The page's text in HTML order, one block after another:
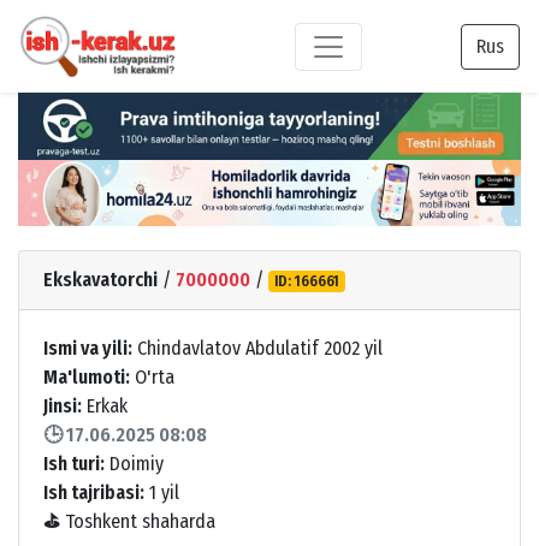
Rus
Ekskavatorchi / 7000000 / ID: 166661
Ismi va yili: Chindavlatov Abdulatif 2002 yil
Ma'lumoti: O'rta
Jinsi: Erkak
🕒 17.06.2025 08:08
Ish turi: Doimiy
Ish tajribasi: 1 yil
⛳ Toshkent shaharda